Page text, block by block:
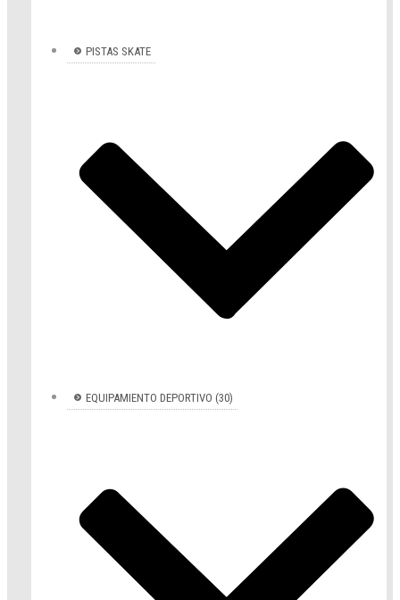
PISTAS SKATE
EQUIPAMIENTO DEPORTIVO (30)